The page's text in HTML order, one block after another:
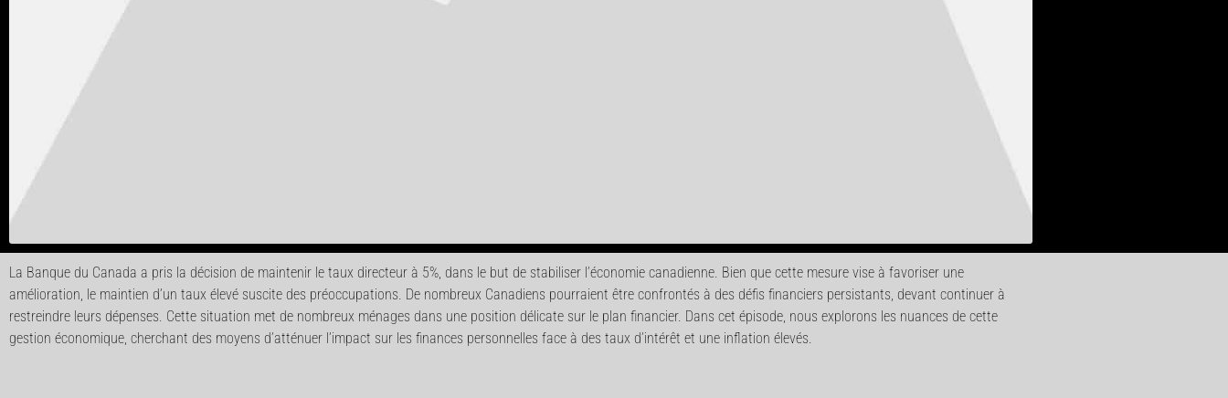
La Banque du Canada a pris la décision de maintenir le taux directeur à 5%, dans le but de stabiliser l’économie canadienne. Bien que cette mesure vise à favoriser une
amélioration, le maintien d’un taux élevé suscite des préoccupations. De nombreux Canadiens pourraient être confrontés à des défis financiers persistants, devant continuer à
restreindre leurs dépenses. Cette situation met de nombreux ménages dans une position délicate sur le plan financier. Dans cet épisode, nous explorons les nuances de cette
gestion économique, cherchant des moyens d’atténuer l’impact sur les finances personnelles face à des taux d’intérêt et une inflation élevés.